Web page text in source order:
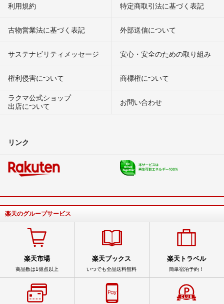
利用規約 特定商取引法に基づく表記
古物営業法に基づく表記 外部送信について
サステナビリティメッセージ 安心・安全のための取り組み
権利侵害について
商標権について
ラクマ公式ショップ
出店について
お問い合わせ
リンク
楽天のグループサービス
楽天市場
商品数は1億点以上
楽天ブックス
いつでも全品送料無料
楽天トラベル
簡単宿泊予約！